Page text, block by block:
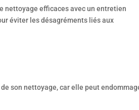
nettoyage efficaces avec un entretien
éviter les désagréments liés aux
son nettoyage, car elle peut